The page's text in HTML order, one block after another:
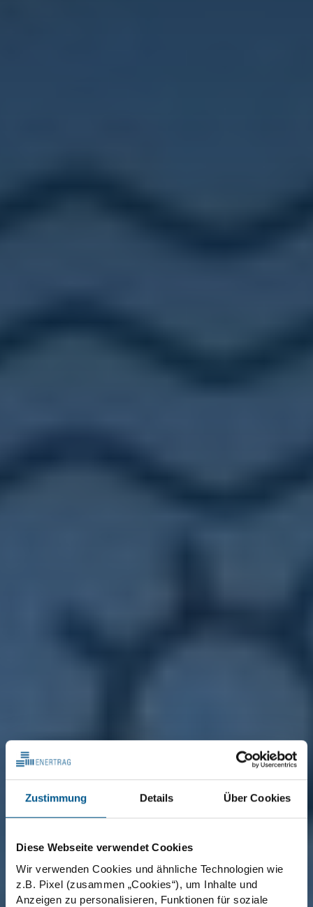
Zustimmung Details Über Cookies
Diese Webseite verwendet Cookies
Wir verwenden Cookies und ähnliche Technologien wie
z.B. Pixel (zusammen „Cookies“), um Inhalte und
Anzeigen zu personalisieren, Funktionen für soziale